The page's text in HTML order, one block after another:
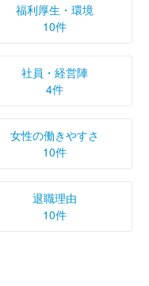
福利厚生・環境
10件
社員・経営陣
4件
女性の働きやすさ
10件
退職理由
10件